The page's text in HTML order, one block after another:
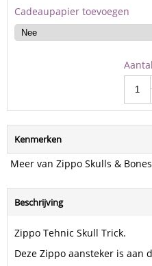
Cadeaupapier toevoegen
Aantal
Kenmerken
Meer van Zippo Skulls & Bones
Beschrijving
Zippo Tehnic Skull Trick.
Deze Zippo aansteker is aan